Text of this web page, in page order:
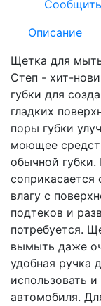
Описание
Щетка для
Степ - хит-
губки для
гладких
поры губки
моющее
обычной губки.
соприкасается
влагу с
подтеков и
потребуется.
вымыть даже
удобная ручка
использовать
автомобиля.